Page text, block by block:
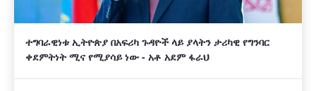
ተግባራዊነቱ ኢትዮጵያ በአፍሪካ ጉዳዮች ላይ ያላትን ታሪካዊ የግንባር
ቀደምትነት ሚና የሚያሳይ ነው - አቶ አደም ፋራህ